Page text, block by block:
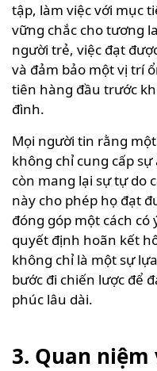
tập, làm việc với mục
vững chắc cho tương
người trẻ, việc đạt
và đảm bảo một vị trí
tiên hàng đầu trước
đình.
Mọi người tin rằng
không chỉ cung cấp
còn mang lại sự tự do
này cho phép họ đạt
đóng góp một cách có
quyết định hoãn kết
không chỉ là một sự
bước đi chiến lược để
phúc lâu dài.
3. Quan